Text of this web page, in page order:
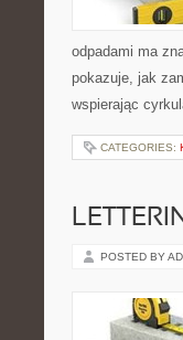
odpadami ma
pokazuje, jak
wspierając
CATEGORIES:
POSTED BY